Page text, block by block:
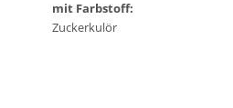
mit Farbstoff:
Zuckerkulör